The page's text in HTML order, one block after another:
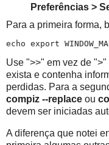
Preferências >
Para a primeira forma,
Use ">>" em vez de
exista e contenha
perdidas. Para a
compiz --replace ou
devem ser iniciadas
A diferença que notei